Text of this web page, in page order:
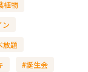
植物
ン
放題
#誕生会